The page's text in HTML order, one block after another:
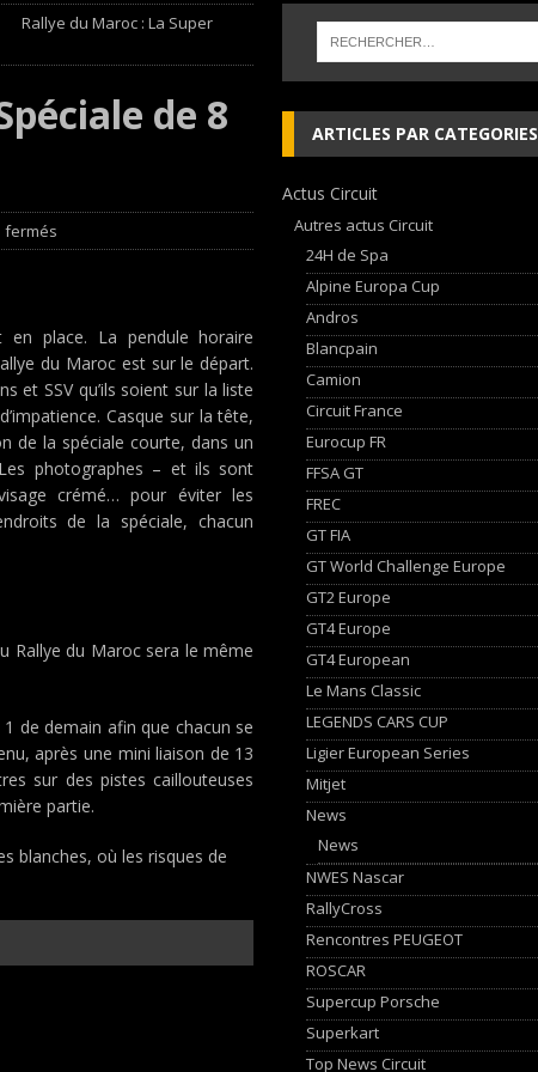
avec son pilote Guillaume de Mévius
EDITO RAID
à Dijon du 23 au 25 Avril avec HVM Racing EDITO CIRCUIT
and Ferrari vie for international glory GT WORLD CHALLENGE
Rallye du Maroc : La Super
de 8
fermés
place. La pendule horaire
du Maroc est sur le départ.
et SSV qu’ils soient sur la liste
Casque sur la tête,
de la spéciale courte, dans un
photographes – et ils sont
crémé… pour éviter les
de la spéciale, chacun
Rallye du Maroc sera le même
de demain afin que chacun se
après une mini liaison de 13
sur des pistes caillouteuses
partie.
blanches, où les risques de
ARTICLES PAR CATEGORIES
Actus Circuit
Autres actus Circuit
24H de Spa
Alpine Europa Cup
Andros
Blancpain
Camion
Circuit France
Eurocup FR
FFSA GT
FREC
GT FIA
GT World Challenge Europe
GT2 Europe
GT4 Europe
GT4 European
Le Mans Classic
LEGENDS CARS CUP
Ligier European Series
Mitjet
News
News
NWES Nascar
RallyCross
Rencontres PEUGEOT
ROSCAR
Supercup Porsche
Superkart
Top News Circuit